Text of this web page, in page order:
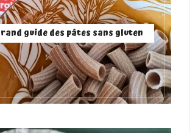
guide des pâtes sans gluten